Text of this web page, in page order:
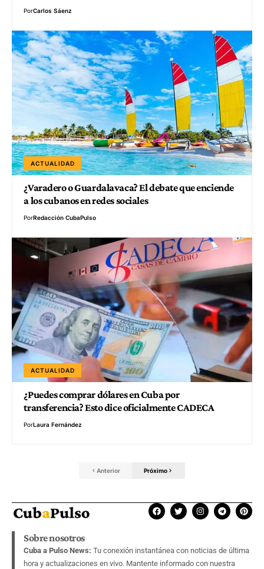
PorCarlos Sáenz
ACTUALIDAD
¿Varadero o Guardalavaca? El debate que enciende
a los cubanos en redes sociales
PorRedacción CubaPulso
ACTUALIDAD
¿Puedes comprar dólares en Cuba por
transferencia? Esto dice oficialmente CADECA
PorLaura Fernández
Anterior Próximo
Sobre nosotros
Cuba a Pulso News: Tu conexión instantánea con noticias de última
hora y actualizaciones en vivo. Mantente informado con nuestra